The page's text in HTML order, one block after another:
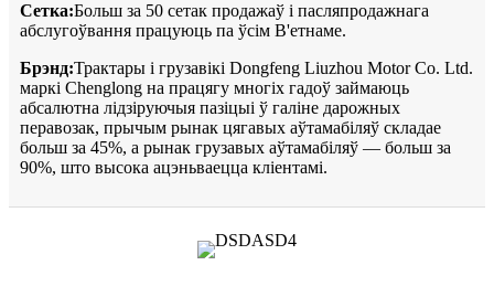
Сетка:Больш за 50 сетак продажаў і пасляпродажнага
абслугоўвання працуюць па ўсім В'етнаме.
Брэнд:Трактары і грузавікі Dongfeng Liuzhou Motor Co. Ltd.
маркі Chenglong на працягу многіх гадоў займаюць
абсалютна лідзіруючыя пазіцыі ў галіне дарожных
перавозак, прычым рынак цягавых аўтамабіляў складае
больш за 45%, а рынак грузавых аўтамабіляў — больш за
90%, што высока ацэньваецца кліентамі.